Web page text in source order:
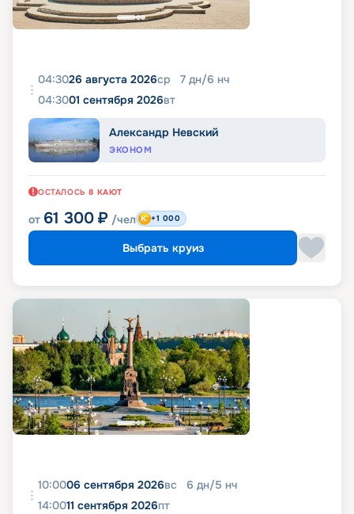
04:3026 августа 2026ср 7 дн/6 нч
04:3001 сентября 2026вт
Александр Невский
ЭКОНОМ
ОСТАЛОСЬ 8 КАЮТ
от 61 300 ₽ /чел +1 000
Выбрать круиз
10:0006 сентября 2026вс 6 дн/5 нч
14:0011 сентября 2026пт